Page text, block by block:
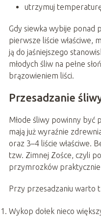
utrzymuj
Gdy siewka wybije ponad
pierwsze liście właściwe,
ją do jaśniejszego
młodych śliw na pełne
brązowieniem liści.
Przesadzanie
Młode śliwy powinny być
mają już wyraźnie
oraz 3–4 liście właściwe.
tzw. Zimnej Zośce, czyli
przymrozków praktycznie
Przy przesadzaniu warto
Wykop dołek nieco